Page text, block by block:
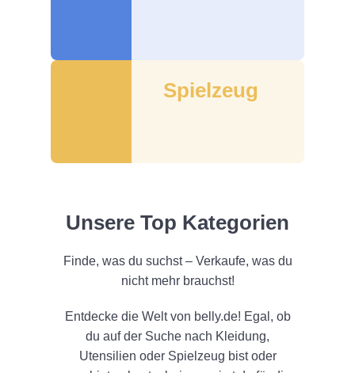
Spielzeug
Unsere Top Kategorien
Finde, was du suchst – Verkaufe, was du
nicht mehr brauchst!
Entdecke die Welt von belly.de! Egal, ob
du auf der Suche nach Kleidung,
Utensilien oder Spielzeug bist oder